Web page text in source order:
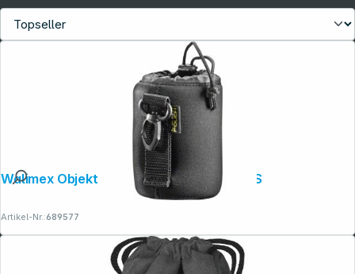
Walimex Objektivbeutel Neopren Größe S
Artikel-Nr.:689577